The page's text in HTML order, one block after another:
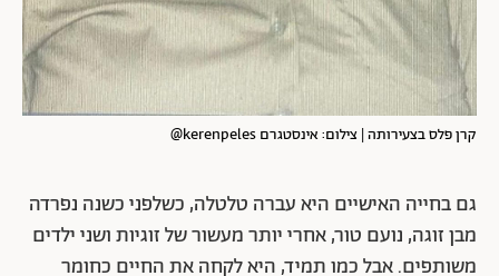
קרן פלס בצעירותה | צילום: אינסטגרם kerenpeles@
גם בחייה האישיים היא עברה טלטלה, כשלפני כשנה נפרדה
מבן זוגה, נועם טור, אחרי יותר מעשור של זוגיות ושני ילדים
משותפים. אבל כמו תמיד, היא לקחה את החיים כחומר